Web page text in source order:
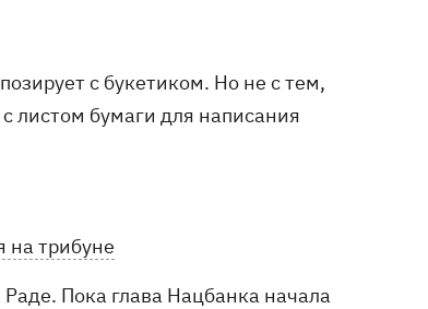
с букетиком. Но не с тем,
листом бумаги для написания
на трибуне
Раде. Пока глава Нацбанка начала